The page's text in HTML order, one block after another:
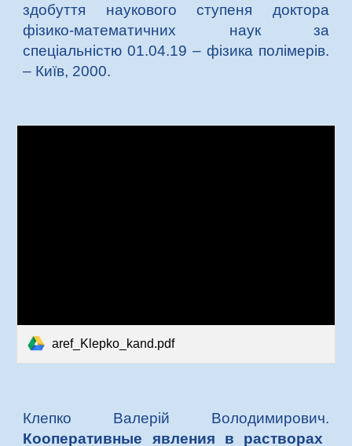
здобуття наукового ступеня доктора
фізико-математичних наук за
спеціальністю 01.04.19 – фізика полімерів.
– Київ, 2000.
aref_Klepko_kand.pdf
Клепко Валерій Володимирович.
Кооперативные явления в растворах